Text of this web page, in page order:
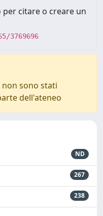
citare o creare un
3769696
sono stati
dell'ateneo
ND
267
238